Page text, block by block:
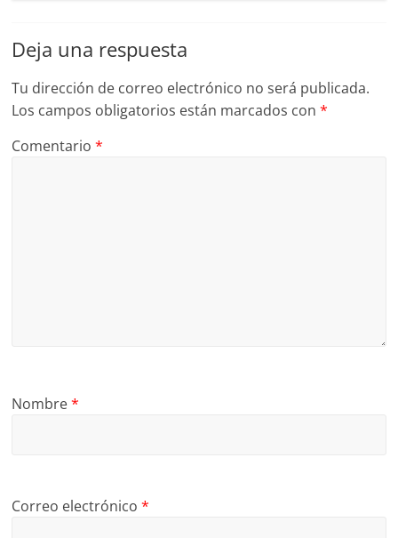
Deja una respuesta
Tu dirección de correo electrónico no será publicada.
Los campos obligatorios están marcados con*
Comentario*
Nombre*
Correo electrónico*